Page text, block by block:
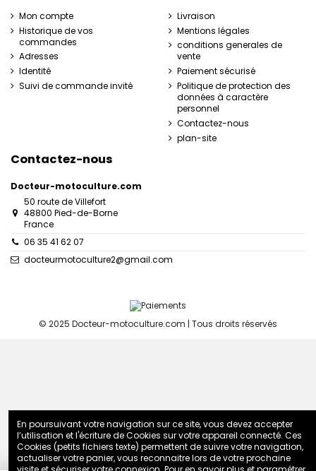
Mon compte
Historique de vos
commandes
Adresses
Identité
Suivi de commande invité
Livraison
Mentions légales
conditions generales de
vente
Paiement sécurisé
Politique de protection des
données à caractère
personnel
Contactez-nous
plan-site
Contactez-nous
Docteur-motoculture.com
50 route de Villefort
48800 Pied-de-Borne
France
06 35 41 62 07
docteurmotoculture2@gmail.com
© 2025 Docteur-motoculture.com | Tous droits réservés
En poursuivant votre navigation sur ce site, vous devez accepter
l’utilisation et l'écriture de Cookies sur votre appareil connecté. Ces
Cookies (petits fichiers texte) permettent de suivre votre navigation,
actualiser votre panier, vous reconnaitre lors de votre prochaine